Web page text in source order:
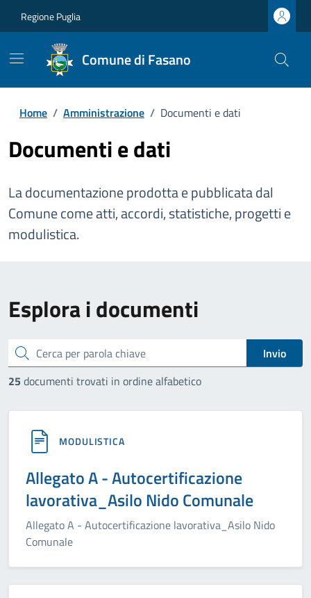
Regione Puglia
Comune di Fasano
Home / Amministrazione / Documenti e dati
Documenti e dati
La documentazione prodotta e pubblicata dal
Comune come atti, accordi, statistiche, progetti e
modulistica.
Esplora i documenti
cerca
Invio
25 documenti trovati in ordine alfabetico
MODULISTICA
Allegato A - Autocertificazione
lavorativa_Asilo Nido Comunale
Allegato A - Autocertificazione lavorativa_Asilo Nido
Comunale